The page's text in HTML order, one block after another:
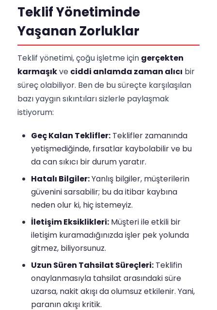
Teklif Yönetiminde
Yaşanan Zorluklar
Teklif yönetimi, çoğu işletme için gerçekten
karmaşıkve ciddi anlamda zaman alıcı bir
süreç olabiliyor. Ben de bu süreçte karşılaşılan
bazı yaygın sıkıntıları sizlerle paylaşmak
istiyorum:
Geç Kalan Teklifler: Teklifler zamanında
yetişmediğinde, fırsatlar kaybolabilir ve bu
da can sıkıcı bir durum yaratır.
Hatalı Bilgiler:Yanlış bilgiler, müşterilerin
güvenini sarsabilir; bu da itibar kaybına
neden olur ki, hiç istemeyiz.
İletişim Eksiklikleri: Müşteri ile etkili bir
iletişim kuramadığınızda işler pek yolunda
gitmez, biliyorsunuz.
Uzun Süren Tahsilat Süreçleri: Teklifin
onaylanmasıyla tahsilat arasındaki süre
uzarsa, nakit akışı da olumsuz etkilenir. Yani,
paranın akışı kritik.